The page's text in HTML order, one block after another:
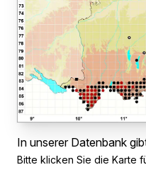
In unserer Datenbank
Bitte klicken Sie die Karte